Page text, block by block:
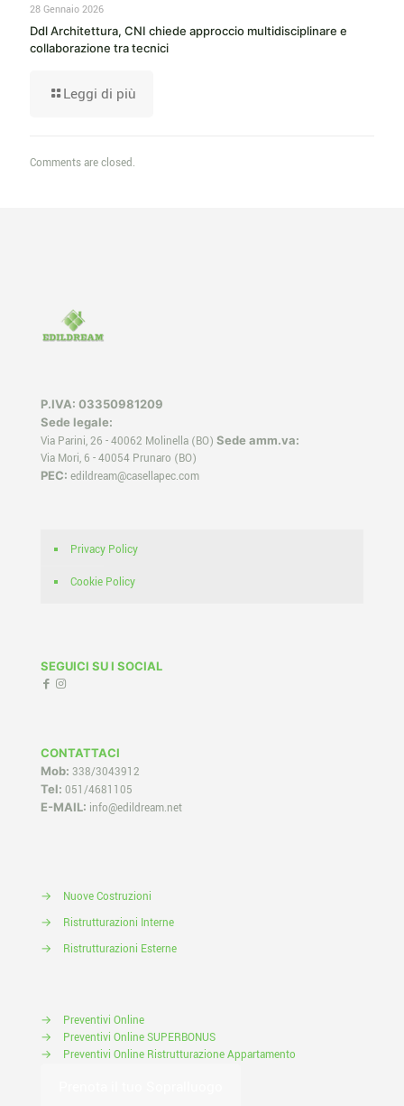
28 Gennaio 2026
Ddl Architettura, CNI chiede approccio multidisciplinare e
collaborazione tra tecnici
Leggi di più
Comments are closed.
P.IVA: 03350981209
Sede legale:
Via Parini, 26 - 40062 Molinella (BO) Sede amm.va:
Via Mori, 6 - 40054 Prunaro (BO)
PEC: edildream@casellapec.com
Privacy Policy
Cookie Policy
SEGUICI SU I SOCIAL
CONTATTACI
Mob: 338/3043912
Tel: 051/4681105
E-MAIL: info@edildream.net
→
Nuove Costruzioni
→
Ristrutturazioni Interne
→
Ristrutturazioni Esterne
→
Preventivi Online
→
Preventivi Online SUPERBONUS
→
Preventivi Online Ristrutturazione Appartamento